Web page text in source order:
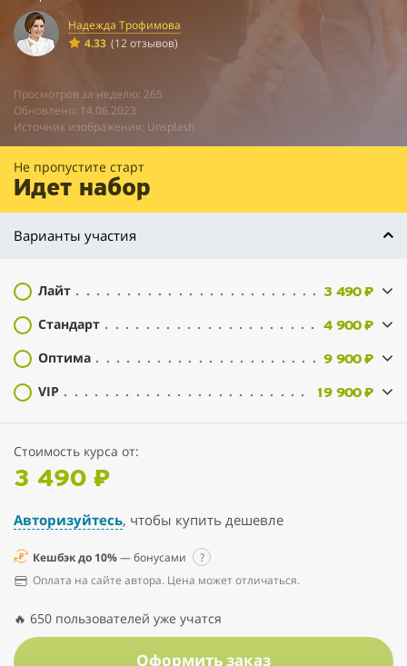
Надежда Трофимова
4.33 (12 отзывов)
Просмотров за неделю: 265
Обновлено: 14.06.2023
Источник изображения: Unsplash
Не пропустите старт
Идет набор
Варианты участия
Лайт 3 490 ₽
Стандарт 4 900 ₽
Оптима 9 900 ₽
VIP 19 900 ₽
Стоимость курса от:
3 490 ₽
Авторизуйтесь, чтобы купить дешевле
Кешбэк до 10%— бонусами
?
Оплата на сайте автора. Цена может отличаться.
🔥 650 пользователей уже учатся
Оформить заказ